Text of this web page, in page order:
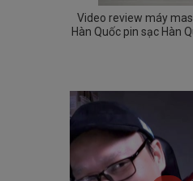
Video review máy
Hàn Quốc pin sạc Hàn